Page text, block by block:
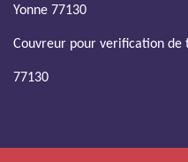
Yonne 77130
Couvreur pour verification de
77130